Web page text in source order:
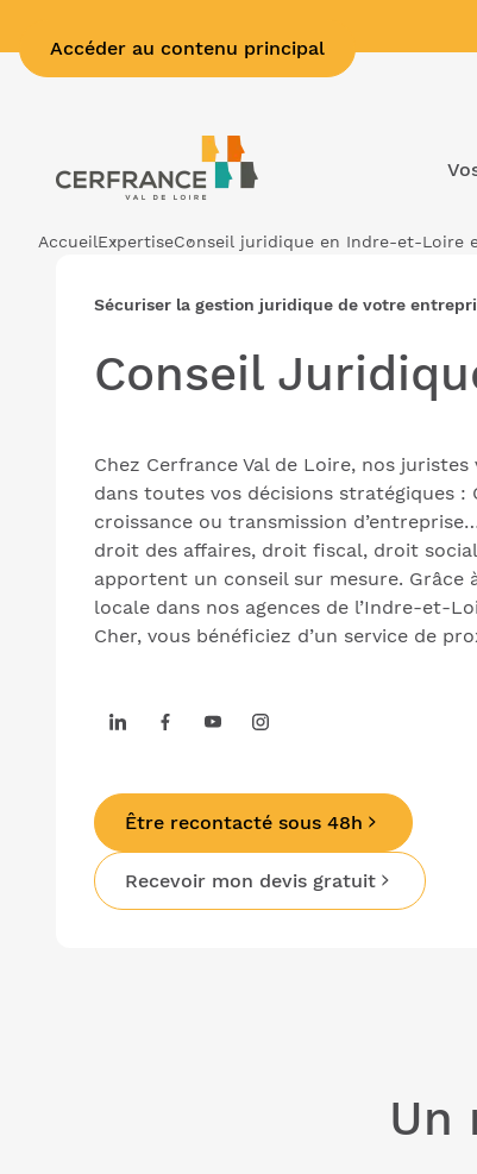
Accéder au contenu principal
AccueilExpertiseConseil juridique en Indre-et-Loire
Sécuriser la gestion juridique de votre
Conseil
Chez Cerfrance Val de Loire, nos
dans toutes vos décisions stratégiques :
croissance ou transmission
droit des affaires, droit fiscal, droit
apportent un conseil sur mesure. Grâce
locale dans nos agences de l’Indre-et-
Cher, vous bénéficiez d’un service de
Être recontacté sous 48h
Recevoir mon devis gratuit
Un